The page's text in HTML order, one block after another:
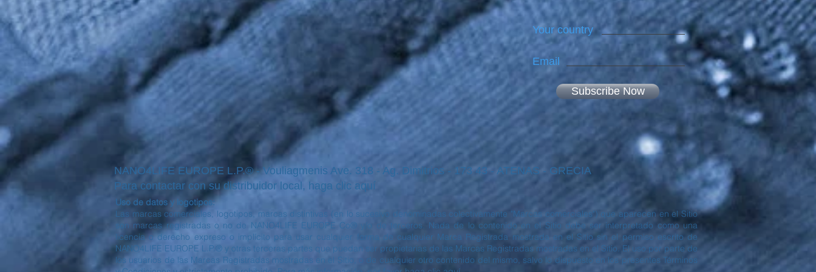
Your country
Email
Subscribe Now
NANO4LIFE EUROPE L.P.® - Vouliagmenis Ave. 318 - Ag. Dimitrios - 173 43 - ATENAS - GRECIA
Para contactar con su distribuidor local, haga clic aquí
Uso de datos y logotipos:
Las marcas comerciales, logotipos, marcas distintivas (en lo sucesivo denominadas colectivamente "Marcas comerciales") que aparecen en el Sitio
son marcas registradas o no de NANO4LIFE EUROPE Co® y/o de terceros. Nada de lo contenido en el Sitio debe ser interpretado como una
licencia o derecho expreso o implícito para usar cualquier forma de cualquier Marca Registrada mostrada en el Sitio sin el permiso escrito de
NANO4LIFE EUROPE L.P.® y otras terceras partes que puedan ser propietarias de las Marcas Registradas mostradas en el Sitio. El uso por parte de
los usuarios de las Marcas Registradas mostradas en el Sitio, o de cualquier otro contenido del mismo, salvo lo dispuesto en los presentes Términos